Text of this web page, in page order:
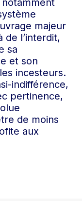
majeur
de l’interdit,
sa
et son
incesteurs.
indifférence,
pertinence,
de moins
aux